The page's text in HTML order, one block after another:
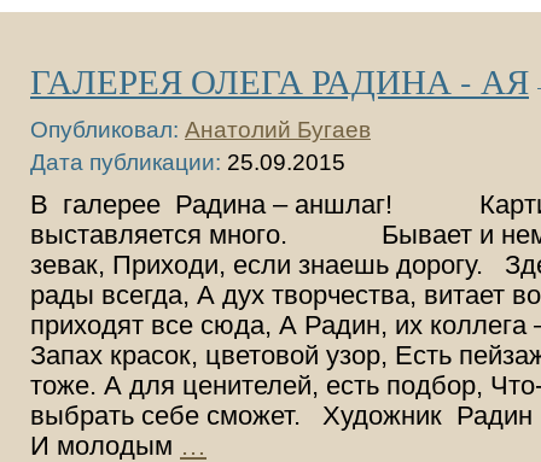
ГАЛЕРЕЯ ОЛЕГА РАДИНА - АЯ
Опубликовал: Анатолий Бугаев
Дата публикации: 25.09.2015
В галерее Радина – аншлаг!
выставляется много. Бывает и
зевак, Приходи, если знаешь дорогу.
рады всегда, А дух творчества, витает
приходят все сюда, А Радин, их
Запах красок, цветовой узор, Есть
тоже. А для ценителей, есть подбор,
выбрать себе сможет. Художник Радин
И молодым …